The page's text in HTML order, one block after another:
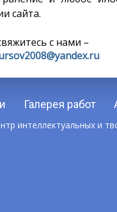
сайта.
с нами –
Галерея работ
интеллектуальных и